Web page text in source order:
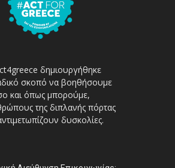
δημιουργήθηκε
σκοπό να βοηθήσουμε
και όπως μπορούμε,
της διπλανής πόρτας
δυσκολίες.